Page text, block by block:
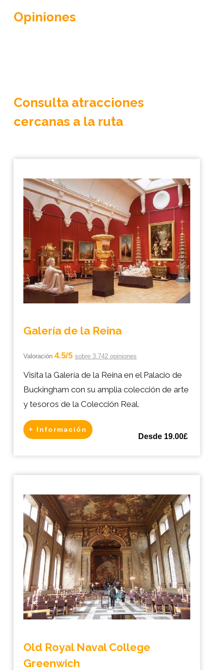
Opiniones
Consulta atracciones
cercanas a la ruta
Galería de la Reina
Valoración 4.5/5 sobre 3.742 opiniones
Visita la Galería de la Reina en el Palacio de
Buckingham con su amplia colección de arte
y tesoros de la Colección Real.
+ Información
Desde 19.00£
Old Royal Naval College
Greenwich